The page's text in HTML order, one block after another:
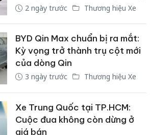
2 ngày trước Thương hiệu Xe
BYD Qin Max chuẩn bị ra mắt:
Kỳ vọng trở thành trụ cột mới
của dòng Qin
3 ngày trước Thương hiệu Xe
Xe Trung Quốc tại TP.HCM:
Cuộc đua không còn dừng ở
giá bán